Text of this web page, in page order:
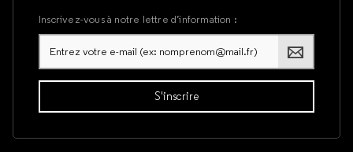
Inscrivez-vous à notre lettre d’information :